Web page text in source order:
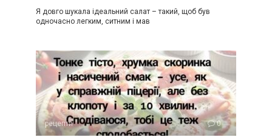
Я довго шукала ідеальний салат – такий, щоб був
одночасно легким, ситним і мав
рецепти 0